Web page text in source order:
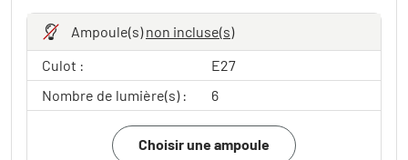
Ampoule(s)non incluse(s)
Culot :
E27
Nombre de lumière(s) :
6
Choisir une ampoule